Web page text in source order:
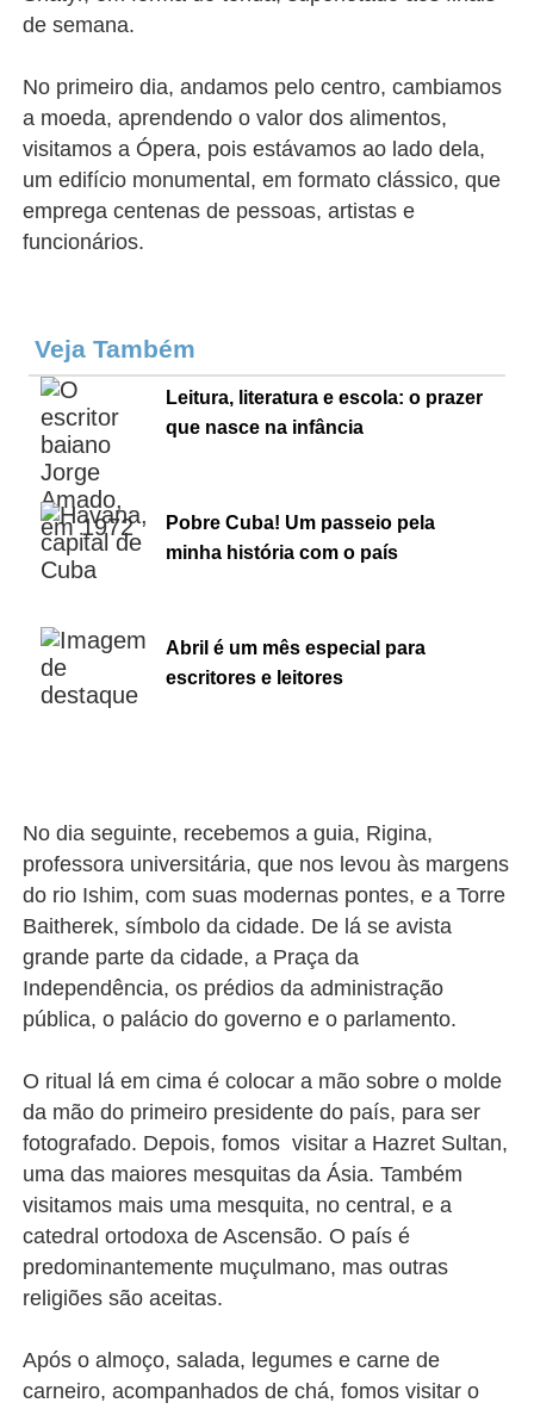
de semana.
No primeiro dia, andamos pelo centro, cambiamos
a moeda, aprendendo o valor dos alimentos,
visitamos a Ópera, pois estávamos ao lado dela,
um edifício monumental, em formato clássico, que
emprega centenas de pessoas, artistas e
funcionários.
Veja Também
Leitura, literatura e escola: o prazer
que nasce na infância
Pobre Cuba! Um passeio pela
minha história com o país
Abril é um mês especial para
escritores e leitores
No dia seguinte, recebemos a guia, Rigina,
professora universitária, que nos levou às margens
do rio Ishim, com suas modernas pontes, e a Torre
Baitherek, símbolo da cidade. De lá se avista
grande parte da cidade, a Praça da
Independência, os prédios da administração
pública, o palácio do governo e o parlamento.
O ritual lá em cima é colocar a mão sobre o molde
da mão do primeiro presidente do país, para ser
fotografado. Depois, fomos visitar a Hazret Sultan,
uma das maiores mesquitas da Ásia. Também
visitamos mais uma mesquita, no central, e a
catedral ortodoxa de Ascensão. O país é
predominantemente muçulmano, mas outras
religiões são aceitas.
Após o almoço, salada, legumes e carne de
carneiro, acompanhados de chá, fomos visitar o